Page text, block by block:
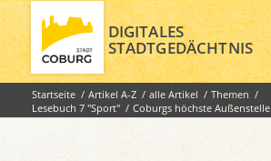
DIGITALES
STADTGEDÄCHTNIS
Startseite / Artikel A-Z / alle Artikel / Themen /
Lesebuch 7 "Sport" / Coburgs höchste Außenstelle